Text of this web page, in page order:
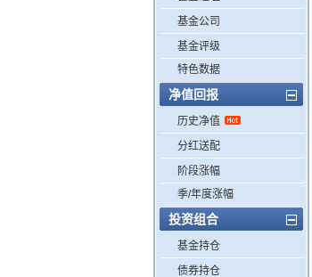
基金公司
基金评级
特色数据
净值回报
历史净值
分红送配
阶段涨幅
季/年度涨幅
投资组合
基金持仓
债券持仓